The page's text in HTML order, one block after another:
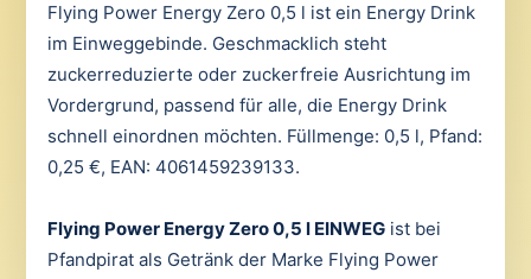
Flying Power Energy Zero 0,5 l ist ein Energy Drink
im Einweggebinde. Geschmacklich steht
zuckerreduzierte oder zuckerfreie Ausrichtung im
Vordergrund, passend für alle, die Energy Drink
schnell einordnen möchten. Füllmenge: 0,5 l, Pfand:
0,25 €, EAN: 4061459239133.
Flying Power Energy Zero 0,5 l EINWEGist bei
Pfandpirat als Getränk der Marke Flying Power